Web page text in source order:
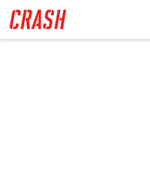
main
content